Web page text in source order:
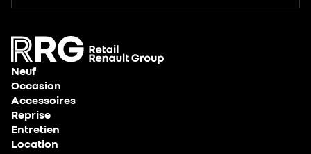
Neuf
Occasion
Accessoires
Reprise
Entretien
Location